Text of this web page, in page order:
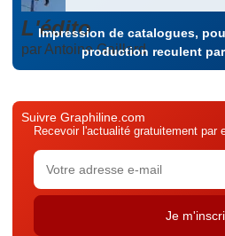
L'édito
par Antoine Gaillard
Impression de catalogues,
production reculent
Suivre Graphiline.com
Recevoir l'actualité gratuitement par